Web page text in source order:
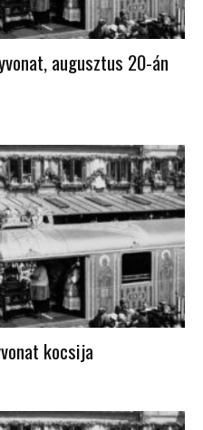
augusztus 20-án
kocsija